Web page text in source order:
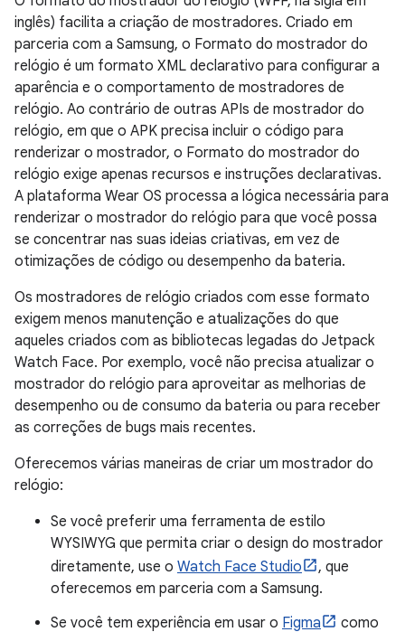
inglês) facilita a criação de mostradores. Criado em
parceria com a Samsung, o Formato do mostrador do
relógio é um formato XML declarativo para configurar a
aparência e o comportamento de mostradores de
relógio. Ao contrário de outras APIs de mostrador do
relógio, em que o APK precisa incluir o código para
renderizar o mostrador, o Formato do mostrador do
relógio exige apenas recursos e instruções declarativas.
A plataforma Wear OS processa a lógica necessária para
renderizar o mostrador do relógio para que você possa
se concentrar nas suas ideias criativas, em vez de
otimizações de código ou desempenho da bateria.
Os mostradores de relógio criados com esse formato
exigem menos manutenção e atualizações do que
aqueles criados com as bibliotecas legadas do Jetpack
Watch Face. Por exemplo, você não precisa atualizar o
mostrador do relógio para aproveitar as melhorias de
desempenho ou de consumo da bateria ou para receber
as correções de bugs mais recentes.
Oferecemos várias maneiras de criar um mostrador do
relógio:
Se você preferir uma ferramenta de estilo
WYSIWYG que permita criar o design do mostrador
diretamente, use o Watch Face Studio
, que
oferecemos em parceria com a Samsung.
Se você tem experiência em usar o Figma
como